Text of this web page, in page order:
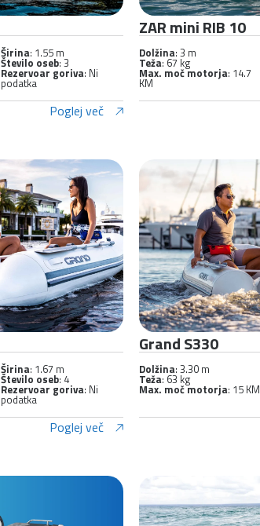
Širina: 1.55 m
Število oseb: 3
Rezervoar goriva: Ni
podatka
Poglej več
ZAR mini RIB 10
Dolžina: 3 m
Teža: 67 kg
Max. moč motorja: 14.7
KM
Širina: 1.67 m
Število oseb: 4
Rezervoar goriva: Ni
podatka
Poglej več
Grand S330
Dolžina: 3.30 m
Teža: 63 kg
Max. moč motorja: 15 KM